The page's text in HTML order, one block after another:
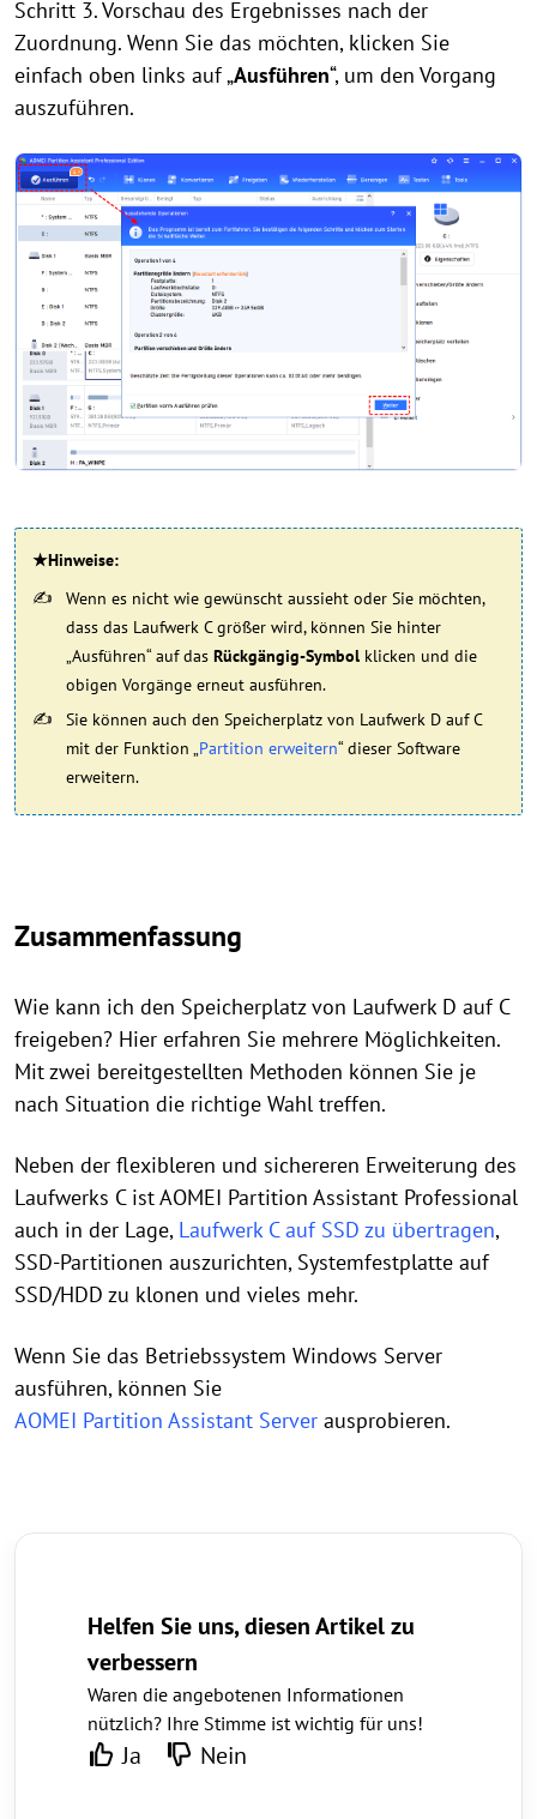
Schritt 3. Vorschau des Ergebnisses nach der
Zuordnung. Wenn Sie das möchten, klicken Sie
einfach oben links auf „Ausführen“, um den Vorgang
auszuführen.
★Hinweise:
Wenn es nicht wie gewünscht aussieht oder Sie möchten,
dass das Laufwerk C größer wird, können Sie hinter
„Ausführen“ auf das Rückgängig-Symbol klicken und die
obigen Vorgänge erneut ausführen.
Sie können auch den Speicherplatz von Laufwerk D auf C
mit der Funktion „ Partition erweitern“ dieser Software
erweitern.
Zusammenfassung
Wie kann ich den Speicherplatz von Laufwerk D auf C
freigeben? Hier erfahren Sie mehrere Möglichkeiten.
Mit zwei bereitgestellten Methoden können Sie je
nach Situation die richtige Wahl treffen.
Neben der flexibleren und sichereren Erweiterung des
Laufwerks C ist AOMEI Partition Assistant Professional
auch in der Lage, Laufwerk C auf SSD zu übertragen,
SSD-Partitionen auszurichten, Systemfestplatte auf
SSD/HDD zu klonen und vieles mehr.
Wenn Sie das Betriebssystem Windows Server
ausführen, können Sie
AOMEI Partition Assistant Server ausprobieren.
Helfen Sie uns, diesen Artikel zu
verbessern
Waren die angebotenen Informationen
nützlich? Ihre Stimme ist wichtig für uns!
Ja Nein